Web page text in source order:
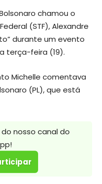
chamou o
(STF), Alexandre
durante um evento
terça-feira (19).
Michelle comentava
(PL), que está
nosso canal do